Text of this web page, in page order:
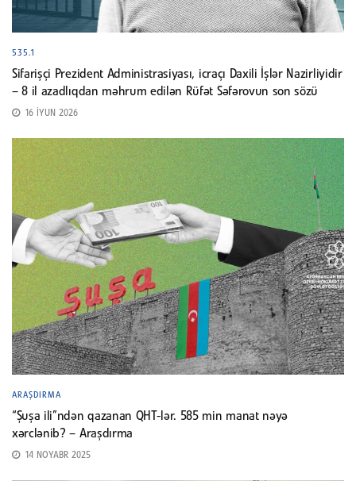
535.1
Sifarişçi Prezident Administrasiyası, icraçı Daxili İşlər Nazirliyidir
– 8 il azadlıqdan məhrum edilən Rüfət Səfərovun son sözü
16 İYUN 2026
ARAŞDIRMA
“Şuşa ili”ndən qazanan QHT-lər. 585 min manat nəyə
xərclənib? – Araşdırma
14 NOYABR 2025